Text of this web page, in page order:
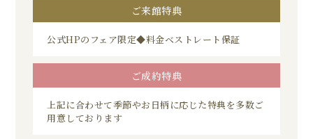
ご来館特典
公式HPのフェア限定◆料金ベストレート保証
ご成約特典
上記に合わせて季節やお日柄に応じた特典を多数ご
用意しております